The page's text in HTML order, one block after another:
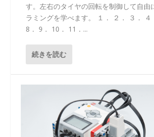
す。左右のタイヤの回転を制御して自由
ラミングを学べます。 １． ２． ３． ４
8． 9． 10． 11．...
続きを読む